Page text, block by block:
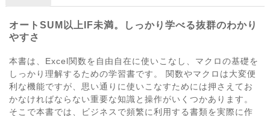
オートSUM以上IF未満。しっかり学べる抜群のわかり
やすさ
本書は、Excel関数を自由自在に使いこなし、マクロの基礎を
しっかり理解するための学習書です。 関数やマクロは大変便
利な機能ですが、思い通りに使いこなすためには押さえてお
かなければならない重要な知識と操作がいくつかあります。
そこで本書では、ビジネスで頻繁に利用する書類を実際に作